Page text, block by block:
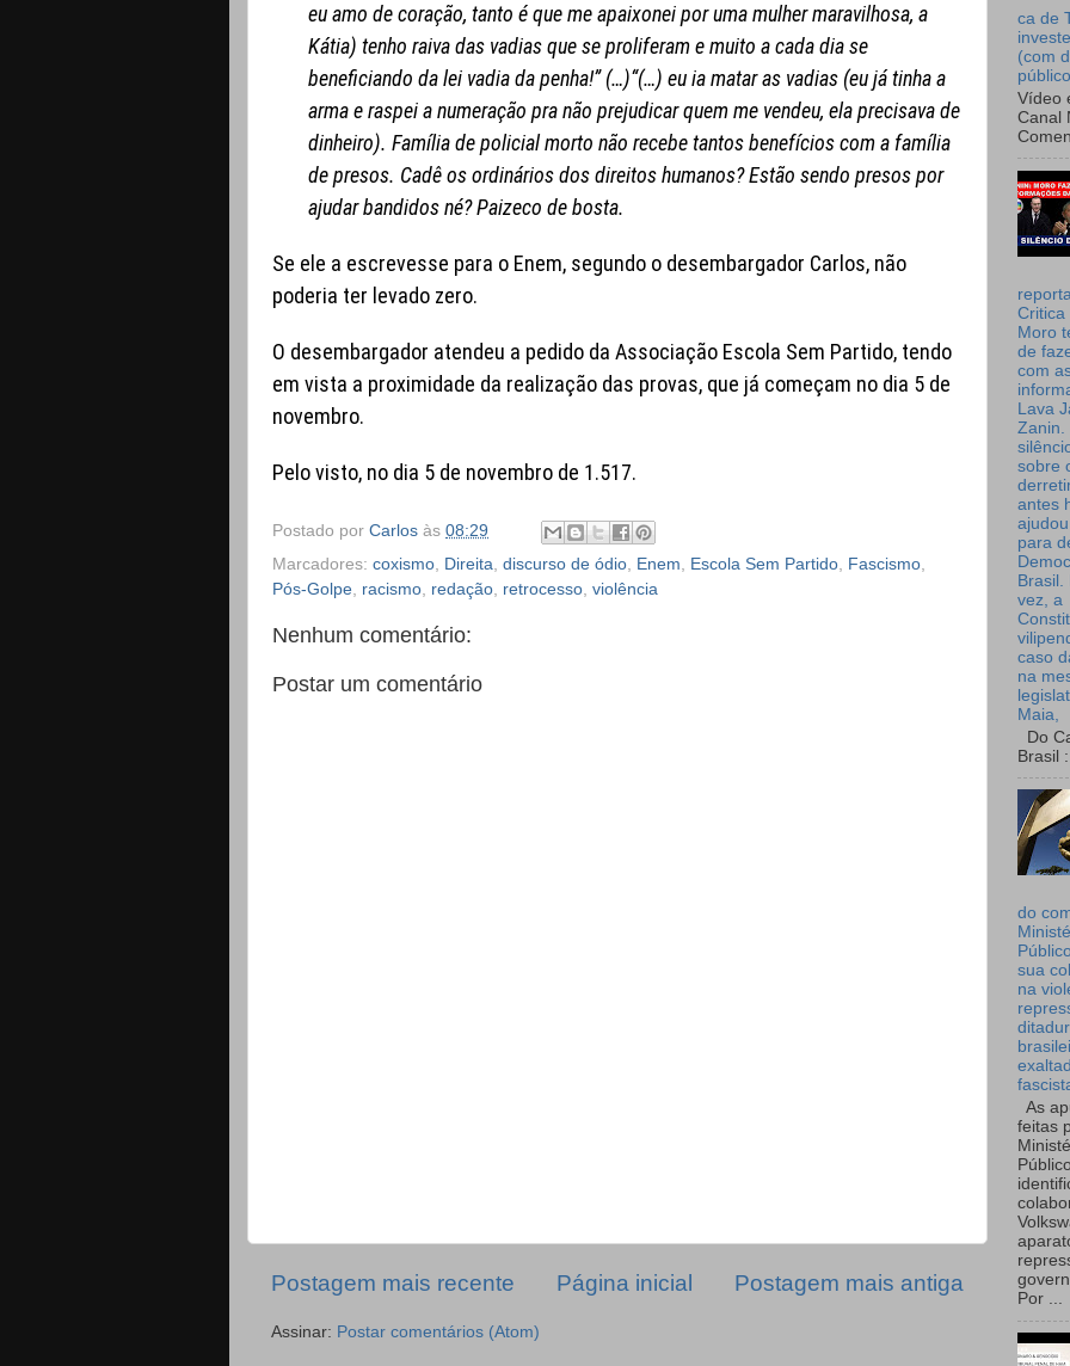
eu amo de coração, tanto é que me apaixonei por uma mulher maravilhosa, a
Kátia) tenho raiva das vadias que se proliferam e muito a cada dia se
beneficiando da lei vadia da penha!” (…)“(…) eu ia matar as vadias (eu já tinha a
arma e raspei a numeração pra não prejudicar quem me vendeu, ela precisava de
dinheiro). Família de policial morto não recebe tantos benefícios com a família
de presos. Cadê os ordinários dos direitos humanos? Estão sendo presos por
ajudar bandidos né? Paizeco de bosta.
Se ele a escrevesse para o Enem, segundo o desembargador Carlos, não
poderia ter levado zero.
O desembargador atendeu a pedido da Associação Escola Sem Partido, tendo
em vista a proximidade da realização das provas, que já começam no dia 5 de
novembro.
Pelo visto, no dia 5 de novembro de 1.517.
Postado por Carlos às 08:29
Marcadores: coxismo Direita discurso de ódio Enem Escola Sem Partido Fascismo
Pós-Golpe racismo redação retrocesso violência
Nenhum comentário:
Postar um comentário
Postagem mais recente Postagem mais antiga
Página inicial
Assinar: Postar comentários (Atom)
ca de
(com
Vídeo
Canal
Critica
Moro
de
com
Lava
Zanin.
sobre
antes
para
Brasil.
vez, a
caso
na
Maia,
Do
Brasil :
do
sua
na
As
feitas
Por ...